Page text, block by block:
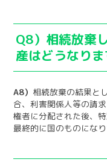
Q8）相続放棄
産はどうなりま
A8） 相続放棄の結果と
合、利害関係人等の請
権者に分配された後、
最終的に国のものになり